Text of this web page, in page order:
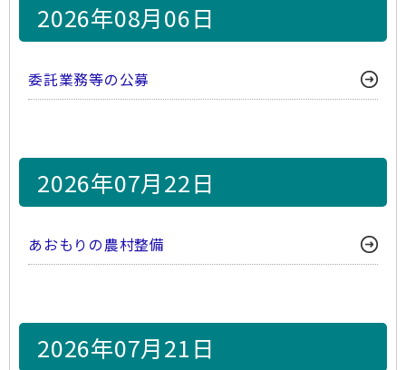
2026年08月06日
委託業務等の公募
2026年07月22日
あおもりの農村整備
2026年07月21日